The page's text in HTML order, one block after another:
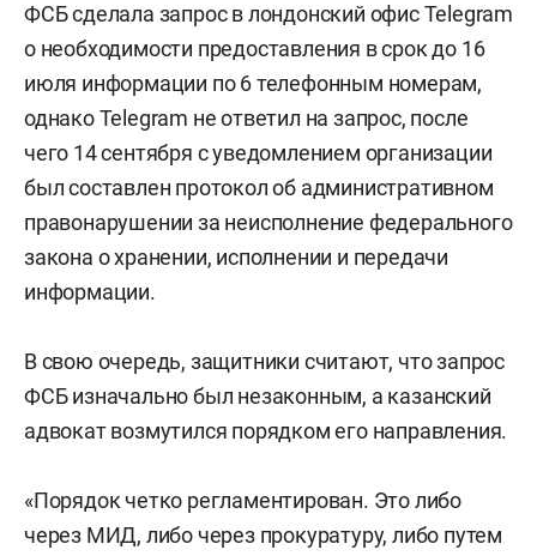
ФСБ сделала запрос в лондонский офис Telegram
о необходимости предоставления в срок до 16
июля информации по 6 телефонным номерам,
однако Telegram не ответил на запрос, после
чего 14 сентября с уведомлением организации
был составлен протокол об административном
правонарушении за неисполнение федерального
закона о хранении, исполнении и передачи
информации.
В свою очередь, защитники считают, что запрос
ФСБ изначально был незаконным, а казанский
адвокат возмутился порядком его направления.
«Порядок четко регламентирован. Это либо
через МИД, либо через прокуратуру, либо путем